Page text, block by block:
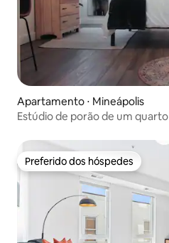
Apartamento ⋅ Mineápolis
Estúdio de porão de um quarto
Preferido dos hóspedes
Preferido dos hóspedes